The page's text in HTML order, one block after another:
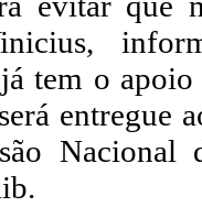
tem o
entregue